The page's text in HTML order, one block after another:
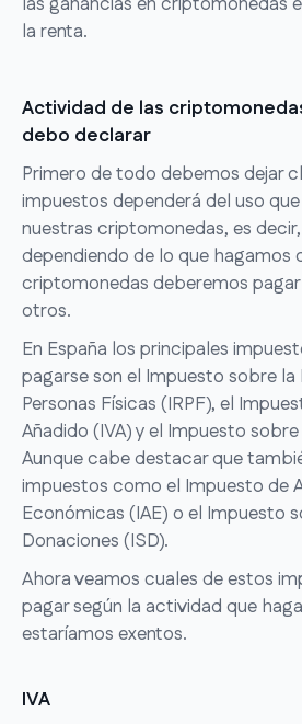
la renta.
Actividad de las
debo declarar
Primero de todo debemos dejar
impuestos dependerá del uso
nuestras criptomonedas, es
dependiendo de lo que hagamos
criptomonedas deberemos
otros.
En España los principales
pagarse son el Impuesto sobre la
Personas Físicas (IRPF), el
Añadido (IVA) y el Impuesto
Aunque cabe destacar que
impuestos como el Impuesto de
Económicas (IAE) o el Impuesto
Donaciones (ISD).
Ahora veamos cuales de estos
pagar según la actividad que
estaríamos exentos.
IVA